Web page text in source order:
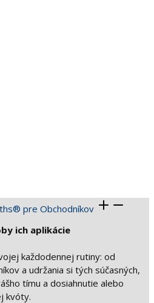
pre Obchodníkov
ich aplikácie
každodennej rutiny: od
a udržania si tých súčasných,
tímu a dosiahnutie alebo
kvóty.